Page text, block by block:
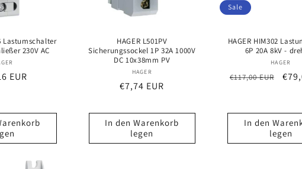
Lastumschalter
230V AC
Anbieter:
EUR
HAGER L501PV
Sicherungssockel 1P 32A 1000V
DC 10x38mm PV
Anbieter:
HAGER
Normaler
€7,74 EUR
In den Warenkorb
legen
Sale
HAGER HIM302
6P 20A 8kV -
HAGER
Normaler
€117,00 EUR
In den
legen